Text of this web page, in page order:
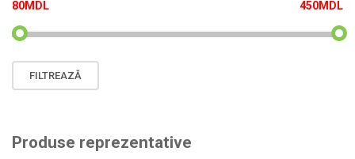
Preț
PrețFILTREAZĂ
80MDL 450MDL
Produse reprezentative